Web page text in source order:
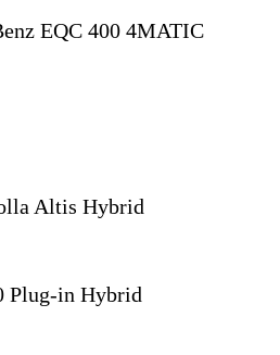
EQC 400 4MATIC
Altis Hybrid
Plug-in Hybrid